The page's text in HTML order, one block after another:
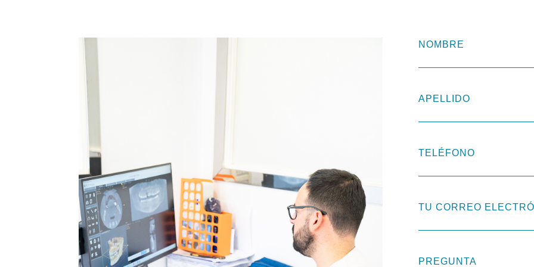
NOMBRE
APELLIDO
TELÉFONO
TU CORREO
PREGUNTA